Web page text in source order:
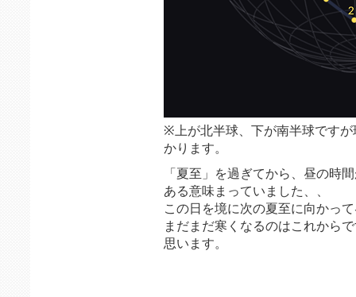
※上が北半球、下が南半球です
かります。
「夏至」を過ぎてから、昼の時
ある意味まっていました、、
この日を境に次の夏至に向かっ
まだまだ寒くなるのはこれから
思います。